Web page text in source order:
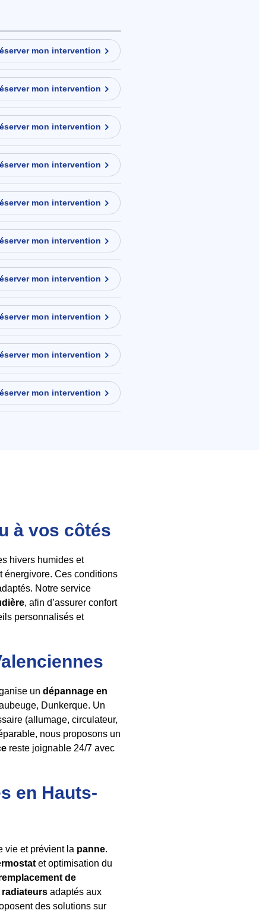
mon intervention
mon intervention
mon intervention
mon intervention
mon intervention
mon intervention
mon intervention
mon intervention
mon intervention
mon intervention
à vos côtés
hivers humides et
énergivore. Ces conditions
Notre service
, afin d’assurer confort
personnalisés et
un dépannage en
Dunkerque. Un
(allumage, circulateur,
nous proposons un
reste joignable 24/7 avec
en Hauts-
vie et prévient la panne.
et optimisation du
de
adaptés aux
des solutions sur